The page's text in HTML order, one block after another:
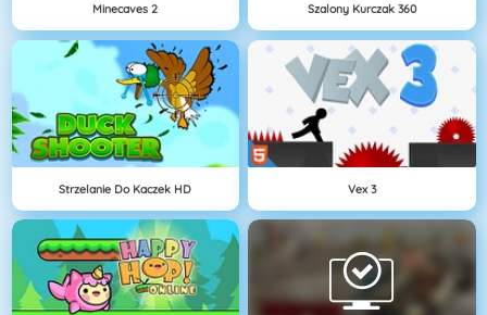
Minecaves 2 Szalony Kurczak 360
Strzelanie Do Kaczek HD Vex 3